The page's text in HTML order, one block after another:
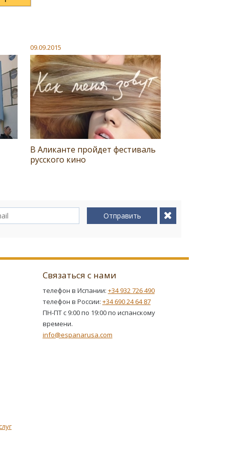
09.09.2015
В Аликанте пройдет фестиваль
русского кино
Отправить
Связаться с нами
телефон в Испании: +34 932 726 490
телефон в России: +34 690 24 64 87
ПН-ПТ с 9:00 по 19:00 по испанскому
времени.
info@espanarusa.com